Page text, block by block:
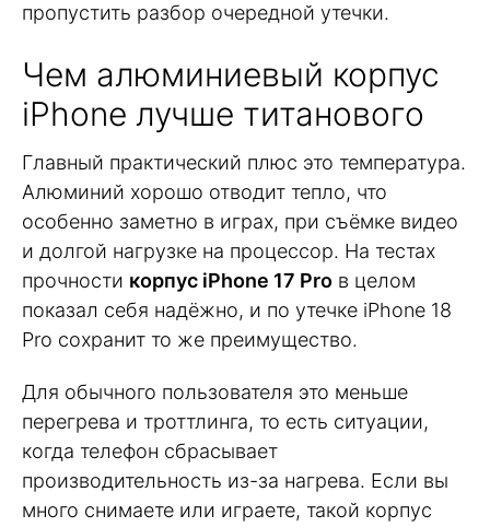
пропустить разбор очередной утечки.
Чем алюминиевый корпус
iPhone лучше титанового
Главный практический плюс это температура.
Алюминий хорошо отводит тепло, что
особенно заметно в играх, при съёмке видео
и долгой нагрузке на процессор. На тестах
прочности корпус iPhone 17 Pro в целом
показал себя надёжно, и по утечке iPhone 18
Pro сохранит то же преимущество.
Для обычного пользователя это меньше
перегрева и троттлинга, то есть ситуации,
когда телефон сбрасывает
производительность из-за нагрева. Если вы
много снимаете или играете, такой корпус